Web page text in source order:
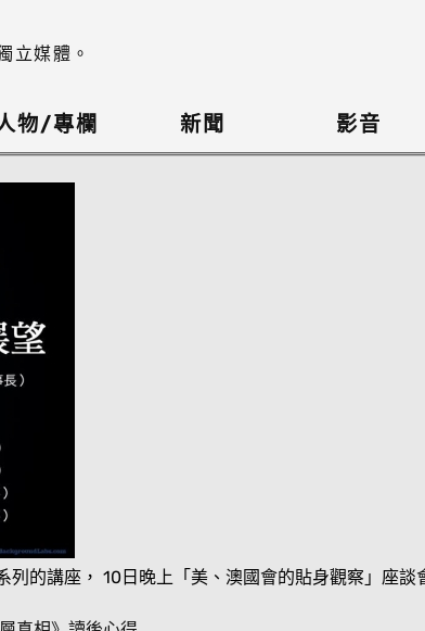
立媒體。
物/專欄 新聞 影音
的講座， 10日晚上「美、澳國會的貼身觀察」座